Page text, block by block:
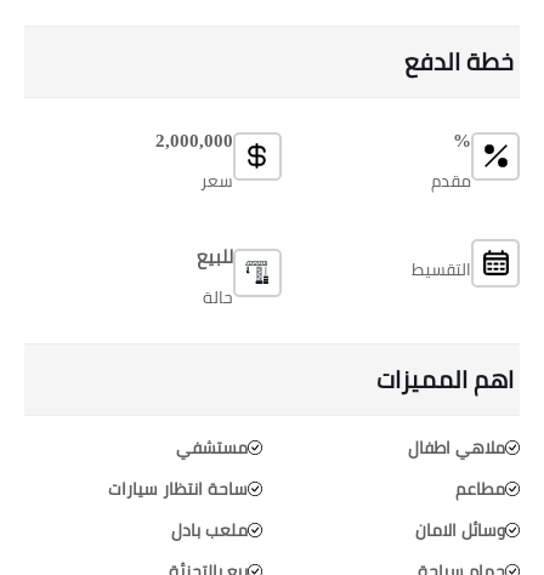
خطة الدفع
%
مقدم
التقسيط
2,000,000
سعر
للبيع
حالة
اهم المميزات
ملاهي اطفال
مطاعم
وسائل الامان
مستشفي
ساحة انتظار سيارات
ملعب بادل